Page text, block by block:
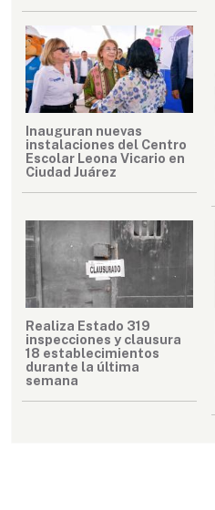
Inauguran nuevas
instalaciones del Centro
Escolar Leona Vicario en
Ciudad Juárez
Realiza Estado 319
inspecciones y clausura
18 establecimientos
durante la última
semana